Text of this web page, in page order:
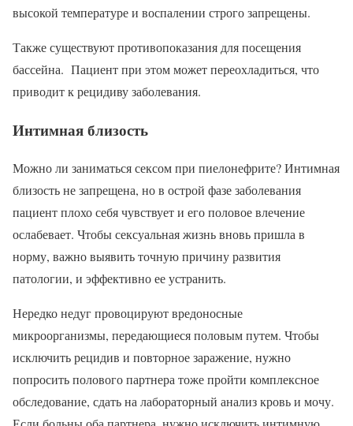
высокой температуре и воспалении строго запрещены.
Также существуют противопоказания для посещения
бассейна. Пациент при этом может переохладиться, что
приводит к рецидиву заболевания.
Интимная близость
Можно ли заниматься сексом при пиелонефрите? Интимная
близость не запрещена, но в острой фазе заболевания
пациент плохо себя чувствует и его половое влечение
ослабевает. Чтобы сексуальная жизнь вновь пришла в
норму, важно выявить точную причину развития
патологии, и эффективно ее устранить.
Нередко недуг провоцируют вредоносные
микроорганизмы, передающиеся половым путем. Чтобы
исключить рецидив и повторное заражение, нужно
попросить полового партнера тоже пройти комплексное
обследование, сдать на лабораторный анализ кровь и мочу.